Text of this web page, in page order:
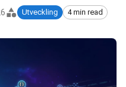
Utveckling 4 min read